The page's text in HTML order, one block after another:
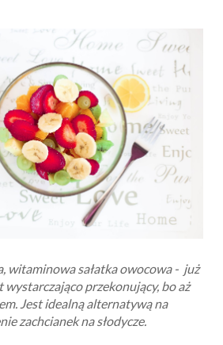
witaminowa sałatka owocowa - już
wystarczająco przekonujący, bo aż
Jest idealną alternatywą na
zachcianek na słodycze.